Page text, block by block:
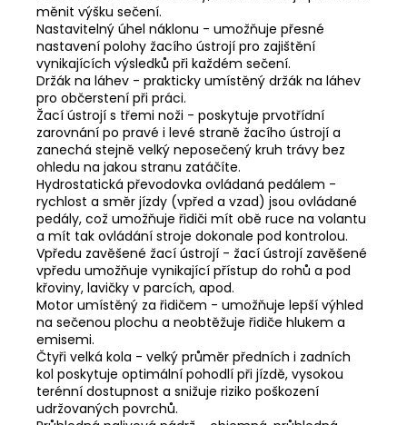
měnit výšku sečení.
Nastavitelný úhel náklonu - umožňuje přesné
nastavení polohy žacího ústrojí pro zajištění
vynikajících výsledků při každém sečení.
Držák na láhev - prakticky umístěný držák na láhev
pro občerstení při práci.
Žací ústrojí s třemi noži - poskytuje prvotřídní
zarovnání po pravé i levé straně žacího ústrojí a
zanechá stejně velký neposečený kruh trávy bez
ohledu na jakou stranu zatáčíte.
Hydrostatická převodovka ovládaná pedálem -
rychlost a směr jízdy (vpřed a vzad) jsou ovládané
pedály, což umožňuje řidiči mít obě ruce na volantu
a mít tak ovládání stroje dokonale pod kontrolou.
Vpředu zavěšené žací ústrojí - žací ústrojí zavěšené
vpředu umožňuje vynikající přístup do rohů a pod
křoviny, lavičky v parcích, apod.
Motor umístěný za řidičem - umožňuje lepší výhled
na sečenou plochu a neobtěžuje řidiče hlukem a
emisemi.
Čtyři velká kola - velký průměr předních i zadních
kol poskytuje optimální pohodlí při jízdě, vysokou
terénní dostupnost a snižuje riziko poškození
udržovaných povrchů.